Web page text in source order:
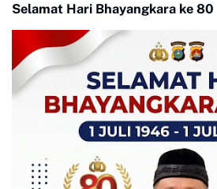
Selamat Hari Bhayangkara ke 80